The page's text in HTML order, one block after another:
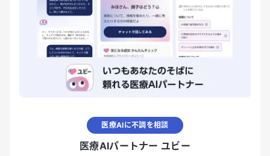
医療AIに不調を相談
医療AIパートナー ユビー